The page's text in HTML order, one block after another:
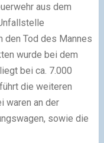
aus dem
den Tod des Mannes
wurde bei dem
bei ca. 7.000
die weiteren
waren an der
sowie die